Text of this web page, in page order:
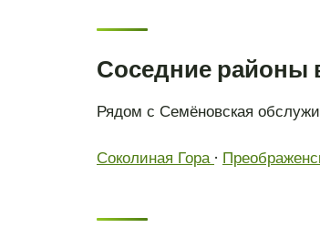
Соседние районы
Рядом с Семёновская
Соколиная Гора ·